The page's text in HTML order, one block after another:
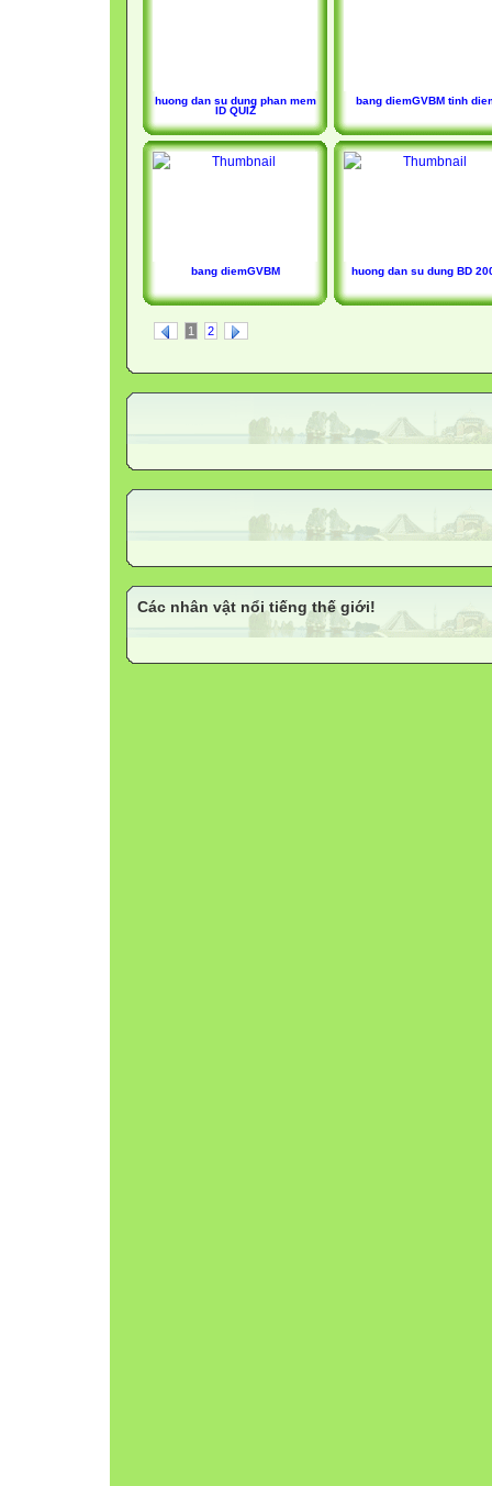
huong dan su dung phan mem
ID QUIZ
bang diemGVBM tinh
bang diemGVBM huong dan su dung BD
1 2
Các nhân vật nổi tiếng thế giới!